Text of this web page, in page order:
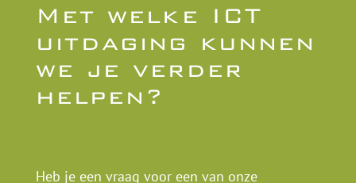
Met welke ICT
uitdaging kunnen
we je verder
helpen?
Heb je een vraag voor een van onze